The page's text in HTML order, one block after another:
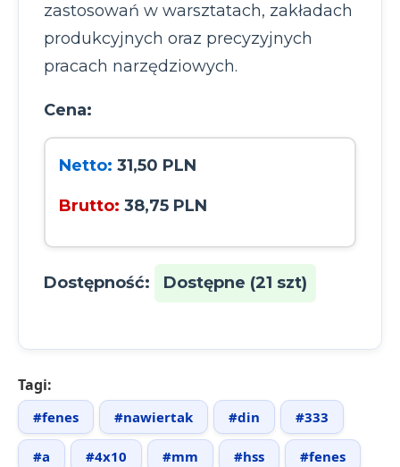
zastosowań w warsztatach, zakładach
produkcyjnych oraz precyzyjnych
pracach narzędziowych.
Cena:
Netto: 31,50 PLN
Brutto: 38,75 PLN
Dostępność: Dostępne (21 szt)
Tagi:
#fenes #nawiertak #din #333
#a #4x10 #mm #hss #fenes